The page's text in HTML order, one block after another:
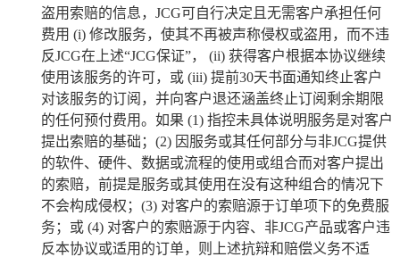
盗用索赔的信息， JCG可自行决定且无需客户承担任何
费用 (i) 修改服务，使其不再被声称侵权或盗用，而不违
反JCG在上述“JCG保证”， (ii) 获得客户根据本协议继续
使用该服务的许可，或(iii) 提前30天书面通知终止客户
对该服务的订阅，并向客户退还涵盖终止订阅剩余期限
的任何预付费用。如果 (1) 指控未具体说明服务是对客户
提出索赔的基础； (2) 因服务或其任何部分与非JCG提供
的软件、硬件、数据或流程的使用或组合而对客户提出
的索赔，前提是服务或其使用在没有这种组合的情况下
不会构成侵权； (3) 对客户的索赔源于订单项下的免费服
务；或 (4) 对客户的索赔源于内容、非JCG产品或客户违
反本协议或适用的订单，则上述抗辩和赔偿义务不适